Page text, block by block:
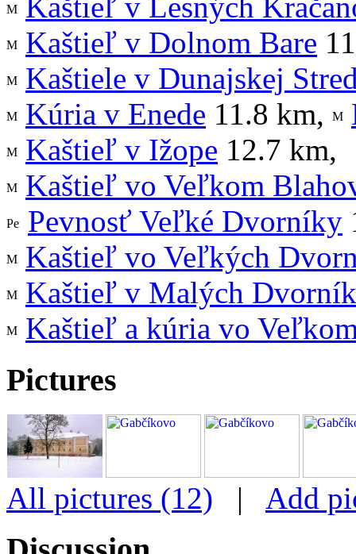
Kaštieľ v Lesných
Kaštieľ v Dolnom Bare
Kaštiele v Dunajskej
Kúria v Enede 11.8 km,
Kaštieľ v Ižope 12.7 km,
Kaštieľ vo Veľkom
Pevnosť Veľké Dvorníky
Kaštieľ vo Veľkých
Kaštieľ v Malých
Kaštieľ a kúria vo
Pictures
All pictures (12) | Add